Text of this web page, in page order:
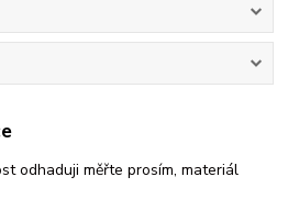
odhaduji měřte prosím, materiál